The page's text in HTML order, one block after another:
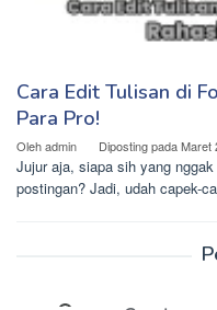
Cara Edit Tulisan di
Para Pro!
Olehadmin Diposting padaMaret
Jujur aja, siapa sih yang
postingan? Jadi, udah capek-